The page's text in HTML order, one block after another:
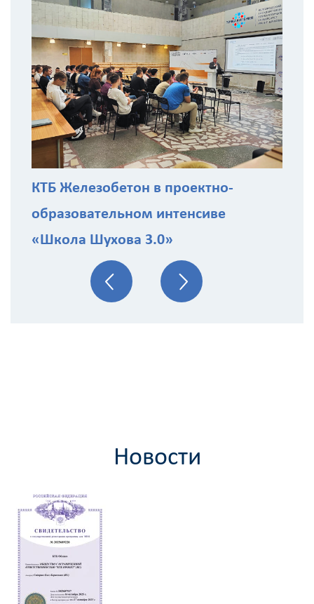
КТБ Железобетон в проектно-
образовательном интенсиве
«Школа Шухова 3.0»
Новости